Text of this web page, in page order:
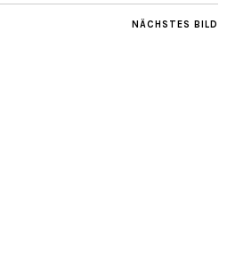
NÄCHSTES BILD